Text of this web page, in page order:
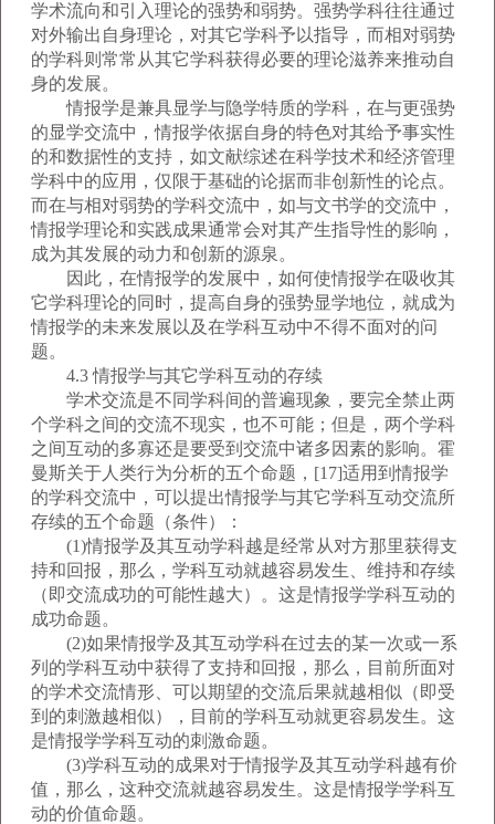
学术流向和引入理论的强势和弱势。强势学科往往通过
对外输出自身理论，对其它学科予以指导，而相对弱势
的学科则常常从其它学科获得必要的理论滋养来推动自
身的发展。
情报学是兼具显学与隐学特质的学科，在与更强势
的显学交流中，情报学依据自身的特色对其给予事实性
的和数据性的支持，如文献综述在科学技术和经济管理
学科中的应用，仅限于基础的论据而非创新性的论点。
而在与相对弱势的学科交流中，如与文书学的交流中，
情报学理论和实践成果通常会对其产生指导性的影响，
成为其发展的动力和创新的源泉。
因此，在情报学的发展中，如何使情报学在吸收其
它学科理论的同时，提高自身的强势显学地位，就成为
情报学的未来发展以及在学科互动中不得不面对的问
题。
4.3 情报学与其它学科互动的存续
学术交流是不同学科间的普遍现象，要完全禁止两
个学科之间的交流不现实，也不可能；但是，两个学科
之间互动的多寡还是要受到交流中诸多因素的影响。霍
曼斯关于人类行为分析的五个命题，[17]适用到情报学
的学科交流中，可以提出情报学与其它学科互动交流所
存续的五个命题（条件）：
(1)情报学及其互动学科越是经常从对方那里获得支
持和回报，那么，学科互动就越容易发生、维持和存续
（即交流成功的可能性越大）。这是情报学学科互动的
成功命题。
(2)如果情报学及其互动学科在过去的某一次或一系
列的学科互动中获得了支持和回报，那么，目前所面对
的学术交流情形、可以期望的交流后果就越相似（即受
到的刺激越相似），目前的学科互动就更容易发生。这
是情报学学科互动的刺激命题。
(3)学科互动的成果对于情报学及其互动学科越有价
值，那么，这种交流就越容易发生。这是情报学学科互
动的价值命题。